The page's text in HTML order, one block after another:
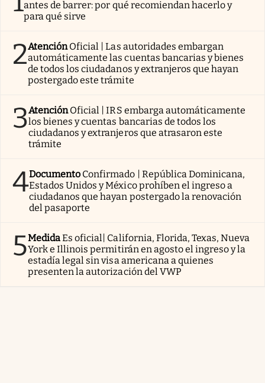
antes de barrer: por qué recomiendan hacerlo y
para qué sirve
2AtenciónOficial | Las autoridades embargan
automáticamente las cuentas bancarias y bienes
de todos los ciudadanos y extranjeros que hayan
postergado este trámite
3AtenciónOficial | IRS embarga automáticamente
los bienes y cuentas bancarias de todos los
ciudadanos y extranjeros que atrasaron este
trámite
4Documento Confirmado | República Dominicana,
Estados Unidos y México prohíben el ingreso a
ciudadanos que hayan postergado la renovación
del pasaporte
5MedidaEs oficial| California, Florida, Texas, Nueva
York e Illinois permitirán en agosto el ingreso y la
estadía legal sin visa americana a quienes
presenten la autorización del VWP